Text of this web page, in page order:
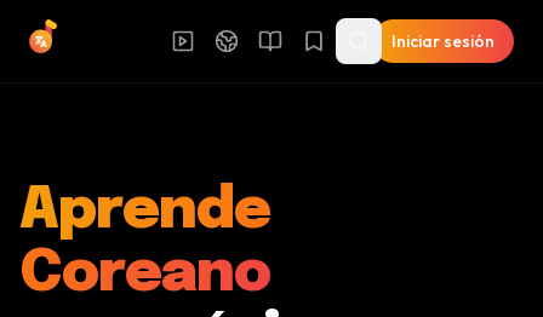
Iniciar sesión
Aprende
Coreano